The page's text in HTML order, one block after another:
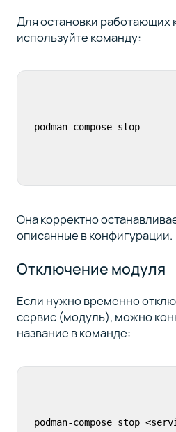
Для остановки работающих
используйте команду:
podman-compose stop
Она корректно
описанные в конфигурации.
Отключение модуля
Если нужно временно
сервис (модуль), можно
название в команде:
podman-compose stop